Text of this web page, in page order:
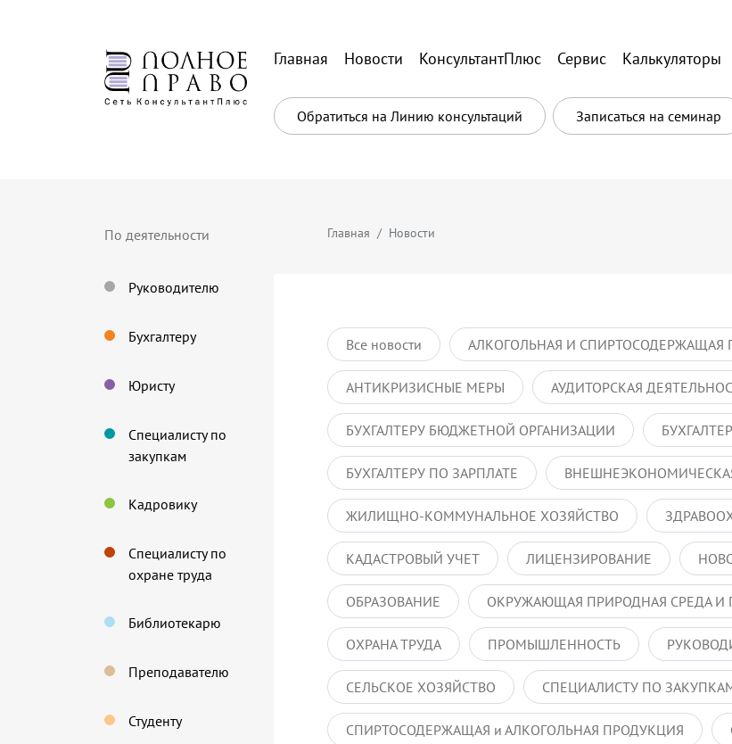
Главная Новости КонсультантПлюс Сервис Калькуляторы
Обратиться на Линию консультаций Записаться на семинар
По деятельности
Руководителю
Бухгалтеру
Юристу
Специалисту по
закупкам
Кадровику
Специалисту по
охране труда
Библиотекарю
Преподавателю
Студенту
Главная Новости
Все новости АЛКОГОЛЬНАЯ И СПИРТОСОДЕРЖАЩАЯ
АНТИКРИЗИСНЫЕ МЕРЫ АУДИТОРСКАЯ
БУХГАЛТЕРУ БЮДЖЕТНОЙ ОРГАНИЗАЦИИ
БУХГАЛТЕРУ ПО ЗАРПЛАТЕ
ЖИЛИЩНО-КОММУНАЛЬНОЕ ХОЗЯЙСТВО
КАДАСТРОВЫЙ УЧЕТ ЛИЦЕНЗИРОВАНИЕ
ОБРАЗОВАНИЕ ОКРУЖАЮЩАЯ ПРИРОДНАЯ СРЕДА И
ОХРАНА ТРУДА ПРОМЫШЛЕННОСТЬ
СЕЛЬСКОЕ ХОЗЯЙСТВО СПЕЦИАЛИСТУ ПО
СПИРТОСОДЕРЖАЩАЯ и АЛКОГОЛЬНАЯ ПРОДУКЦИЯ